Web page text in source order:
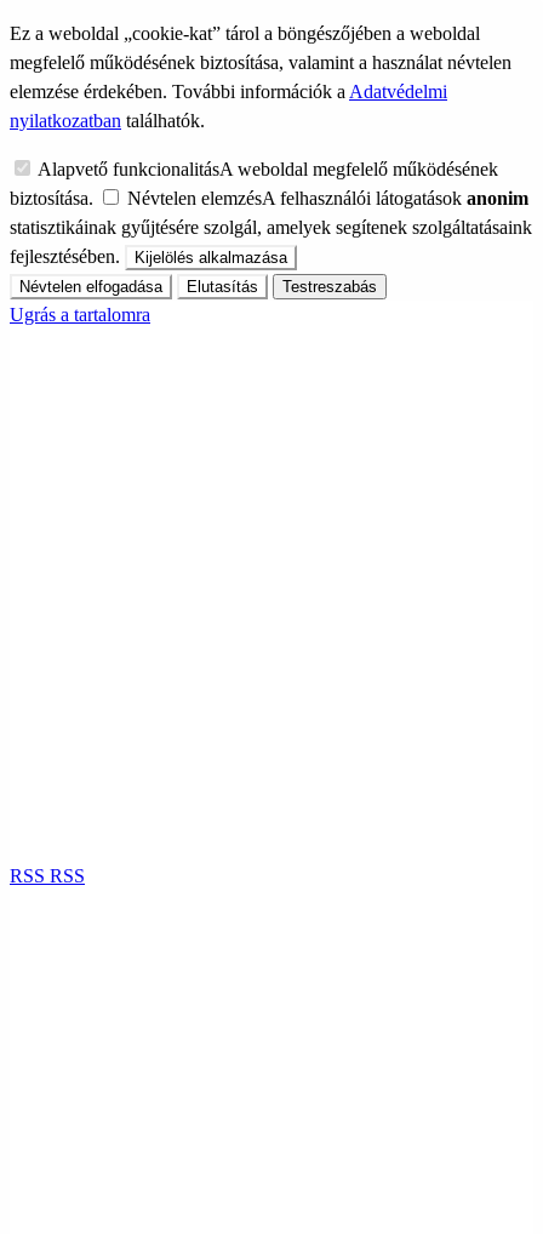
Ez a weboldal „cookie-kat” tárol a böngészőjében a weboldal
megfelelő működésének biztosítása, valamint a használat névtelen
elemzése érdekében. További információk a Adatvédelmi
nyilatkozatban találhatók.
Alapvető funkcionalitásA weboldal megfelelő működésének
biztosítása.
Névtelen elemzésA felhasználói látogatások anonim
statisztikáinak gyűjtésére szolgál, amelyek segítenek szolgáltatásaink
fejlesztésében.
Kijelölés alkalmazása
Névtelen elfogadása
Elutasítás Testreszabás
Ugrás a tartalomra
RSS RSS